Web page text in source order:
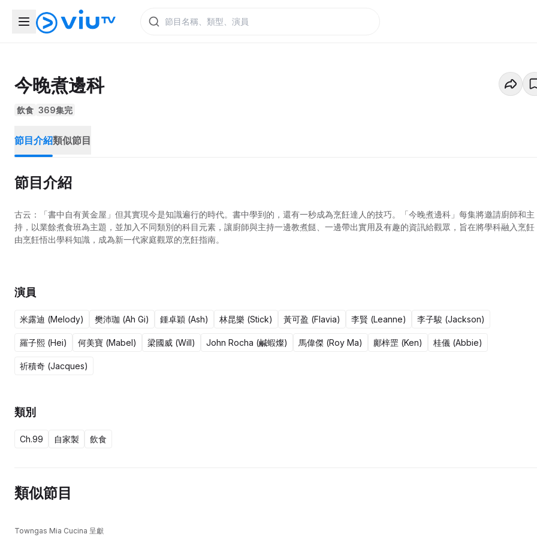
今晚煮邊科
飲食 369集完
節目介紹類似節目
節目介紹
古云：「書中自有黃金屋」但其實現今是知識遍行的時代。書中學到的，還有一秒成為烹飪達人的技巧。「今晚煮邊科」每集將邀請廚師和主
持，以業餘煮食班為主題，並加入不同類別的科目元素，讓廚師與主持一邊教煮餸、一邊帶出實用及有趣的資訊給觀眾，旨在將學科融入烹飪
由烹飪悟出學科知識，成為新一代家庭觀眾的烹飪指南。
演員
米露迪 (Melody) 樊沛珈 (Ah Gi) 鍾卓穎 (Ash) 林昆樂 (Stick) 黃可盈 (Flavia) 李賢 (Leanne) 李子駿 (Jackson)
羅子熙 (Hei) 何美寶 (Mabel) 梁國威 (Will) John Rocha (鹹蝦燦) 馬偉傑 (Roy Ma) 鄺梓罡 (Ken) 桂儀 (Abbie)
祈積奇 (Jacques)
類別
Ch.99 自家製 飲食
類似節目
Towngas Mia Cucina 呈獻